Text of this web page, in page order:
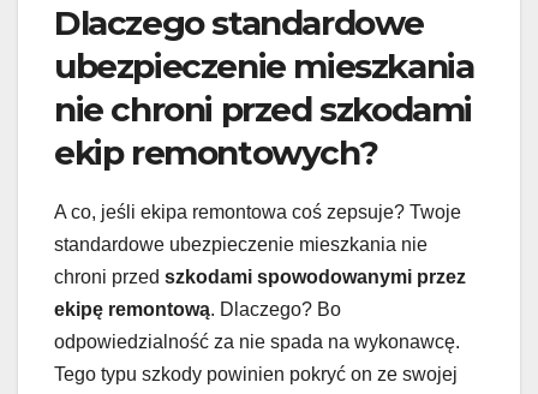
Dlaczego standardowe
ubezpieczenie mieszkania
nie chroni przed szkodami
ekip remontowych?
A co, jeśli ekipa remontowa coś zepsuje? Twoje
standardowe ubezpieczenie mieszkania nie
chroni przed szkodami spowodowanymi przez
ekipę remontową. Dlaczego? Bo
odpowiedzialność za nie spada na wykonawcę.
Tego typu szkody powinien pokryć on ze swojej